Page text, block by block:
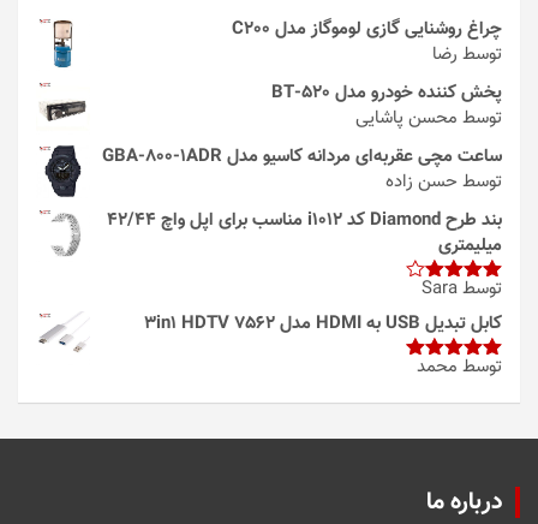
چراغ روشنایی گازی لوموگاز مدل C200
توسط رضا
پخش کننده خودرو مدل 520-BT
توسط محسن پاشایی
ساعت مچی عقربه‌ای مردانه کاسیو مدل GBA-800-1ADR
توسط حسن زاده
بند طرح Diamond کد i1012 مناسب برای اپل واچ 42/44
میلیمتری
امتیاز4
از 5
توسط Sara
کابل تبدیل USB به HDMI مدل 3in1 HDTV 7562
امتیاز5از
توسط محمد
درباره ما